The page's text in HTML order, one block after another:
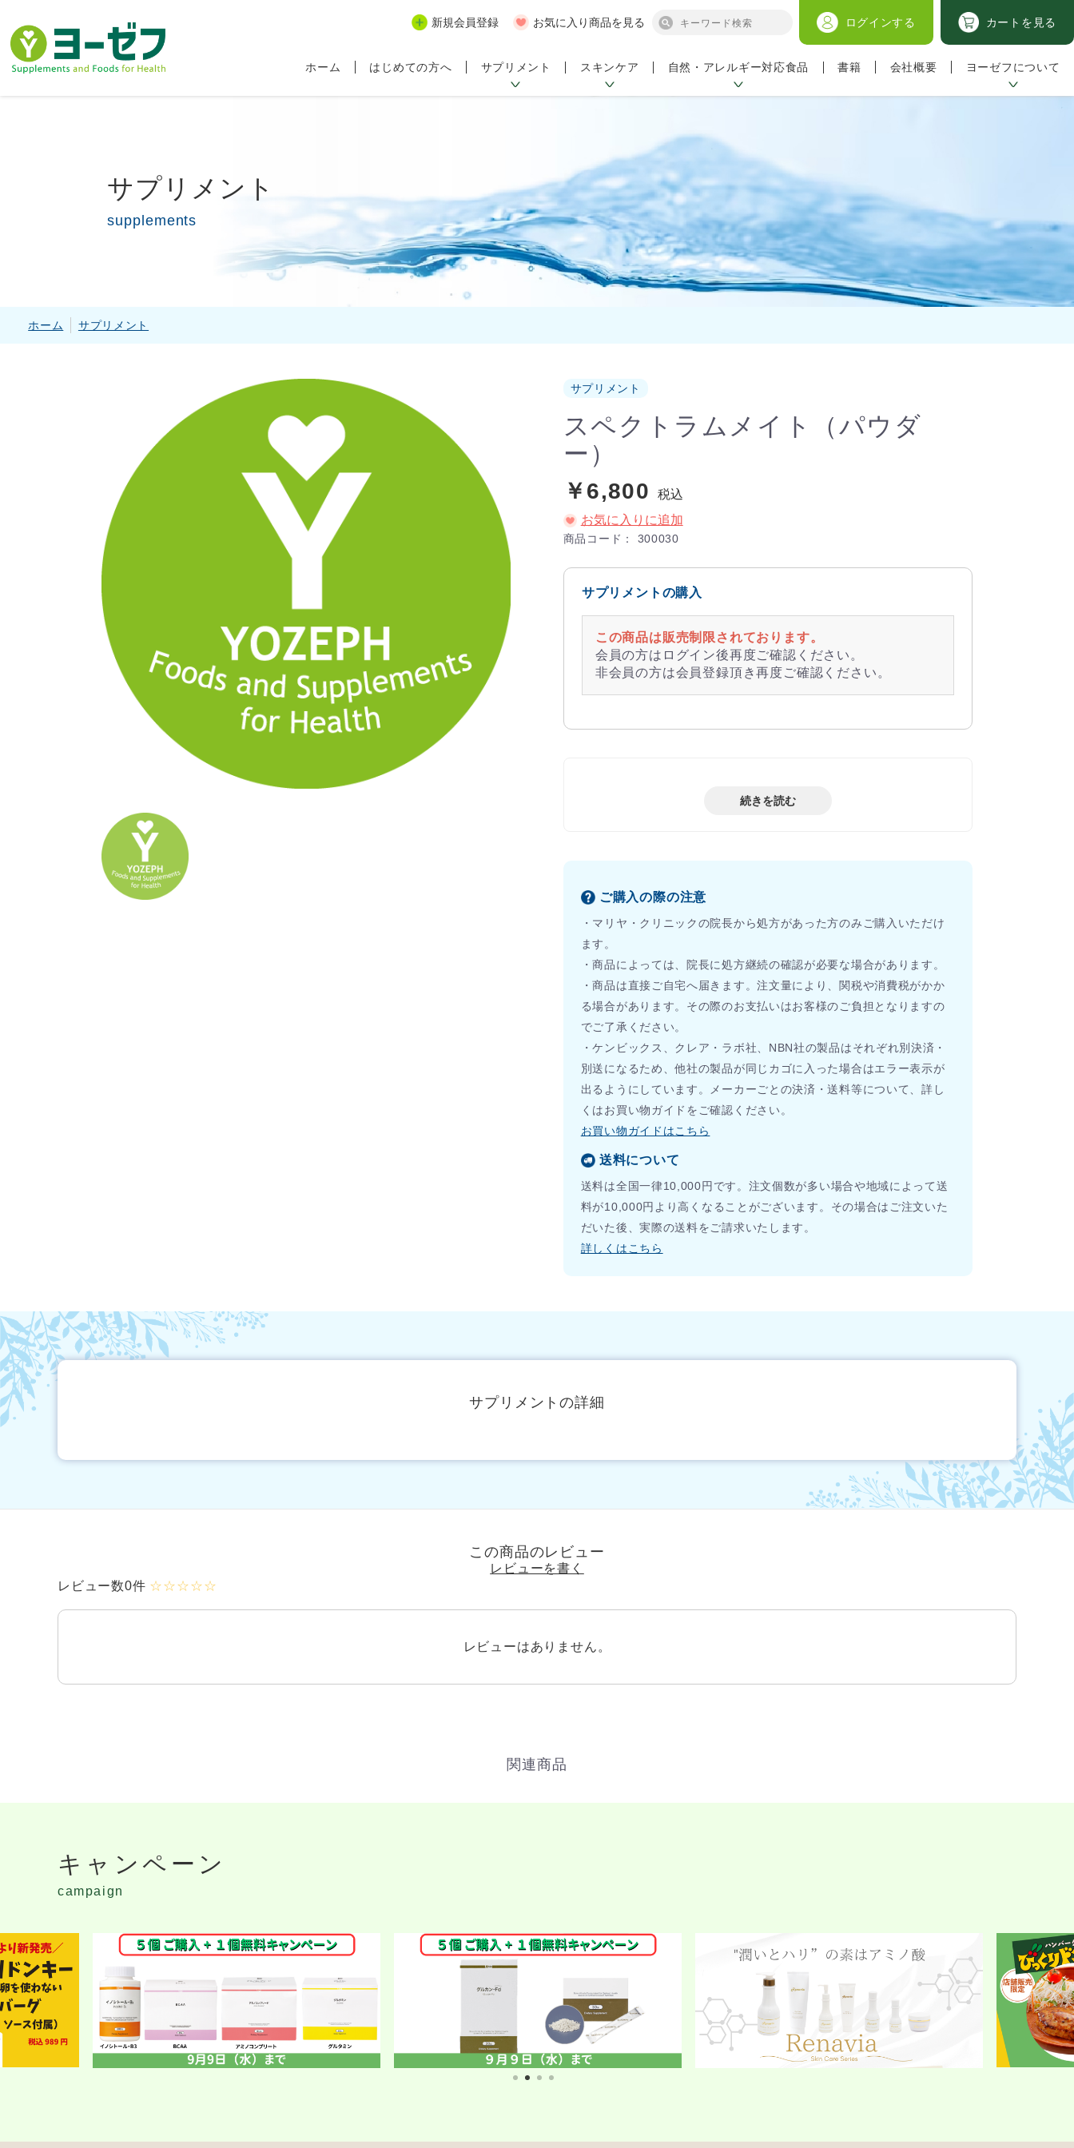
新規会員登録 お気に入り商品を見る ログインする カートを見る
ホーム はじめての方へ サプリメント スキンケア 自然・アレルギー対応食品 書籍 会社概要 ヨーゼフについて
サプリメント
supplements
ホーム サプリメント
サプリメント
スペクトラムメイト（パウダ
ー）
￥6,800
税込
お気に入りに追加
商品コード： 300030
サプリメントの購入
この商品は販売制限されております。
会員の方はログイン後再度ご確認ください。
非会員の方は会員登録頂き再度ご確認ください。
続きを読む
ご購入の際の注意
・マリヤ・クリニックの院長から処方があった方のみご購入いただけ
ます。
・商品によっては、院長に処方継続の確認が必要な場合があります。
・商品は直接ご自宅へ届きます。注文量により、関税や消費税がかか
る場合があります。その際のお支払いはお客様のご負担となりますの
でご了承ください。
・ケンビックス、クレア・ラボ社、NBN社の製品はそれぞれ別決済・
別送になるため、他社の製品が同じカゴに入った場合はエラー表示が
出るようにしています。メーカーごとの決済・送料等について、詳し
くはお買い物ガイドをご確認ください。
お買い物ガイドはこちら
送料について
送料は全国一律10,000円です。注文個数が多い場合や地域によって送
料が10,000円より高くなることがございます。その場合はご注文いた
だいた後、実際の送料をご請求いたします。
詳しくはこちら
サプリメントの詳細
この商品のレビュー
レビューを書く
レビュー数0件 ☆☆☆☆☆
レビューはありません。
キャンペーン
campaign